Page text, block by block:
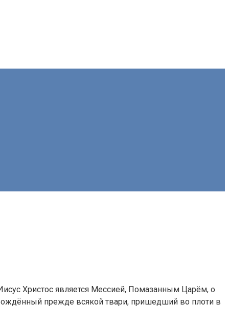
Христос является Мессией, Помазанным Царём, о
прежде всякой твари, пришедший во плоти в